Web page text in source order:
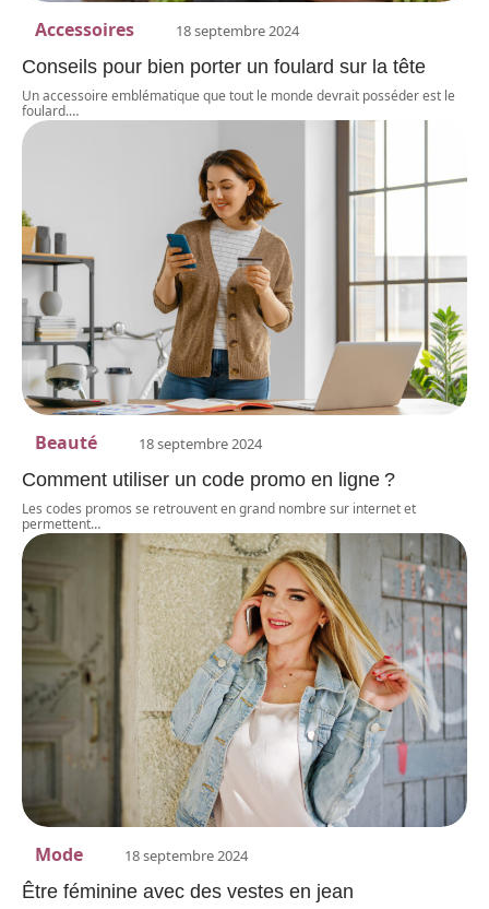
Accessoires 18 septembre 2024
Conseils pour bien porter un foulard sur la tête
Un accessoire emblématique que tout le monde devrait posséder est le
foulard.…
Beauté 18 septembre 2024
Comment utiliser un code promo en ligne ?
Les codes promos se retrouvent en grand nombre sur internet et
permettent…
Mode 18 septembre 2024
Être féminine avec des vestes en jean